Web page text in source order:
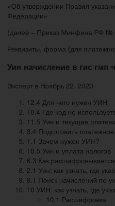
«Об утверждении Правил
Федерации»
(далее – Приказ Минфина РФ №
Реквизиты, форма (для
Уин начисление в гис гмп
Эксперт в Ноябрь 22, 2020
12.4 Для чего нужен УИН
10.4 Где код не
11.5 Уин и текущие
3.4 Подготовить
1.1 Зачем нужен УИН?
10.5 Уин и уплата налогов
6.3 Как
2.1 Уин: как узнать, где
9.1 Поиск начислений по
10 УИН: как узнать, где
10.1 Расшифровка